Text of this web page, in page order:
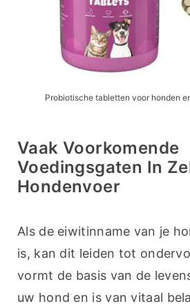
Probiotische tabletten voor honden
Vaak Voorkomende
Voedingsgaten In
Hondenvoer
Als de eiwitinname van je
is, kan dit leiden tot
vormt de basis van de
uw hond en is van vitaal